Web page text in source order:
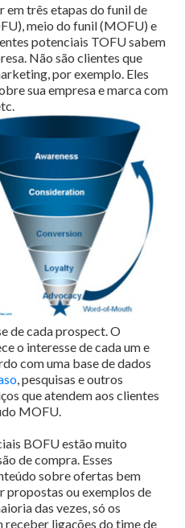
em três etapas do funil de
meio do funil (MOFU) e
potenciais TOFU sabem
Não são clientes que
por exemplo. Eles
sua empresa e marca com
de cada prospect. O
o interesse de cada um e
com uma base de dados
, pesquisas e outros
que atendem aos clientes
MOFU.
BOFU estão muito
de compra. Esses
sobre ofertas bem
propostas ou exemplos de
das vezes, só os
receber ligações do time de